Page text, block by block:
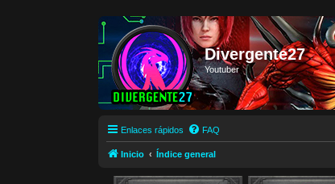
Divergente27
Youtuber
Enlaces rápidos FAQ
Inicio Índice general